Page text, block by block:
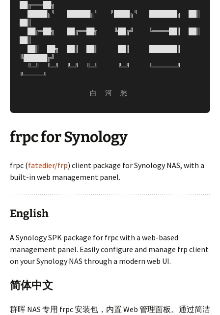
██╔═══██╗
╚██████╔╝
╚═════╝
白 河 愁
frpc for Synology
frpc (fatedier/frp) client package for Synology NAS, with a
built-in web management panel.
English
A Synology SPK package for frpc with a web-based
management panel. Easily configure and manage frp client
on your Synology NAS through a modern web UI.
简体中文
群晖 NAS 专用 frpc 安装包，内置 Web 管理面板。通过简洁